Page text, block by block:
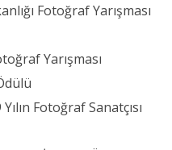
Fotoğraf Yarışması
Yarışması
Fotoğraf Sanatçısı